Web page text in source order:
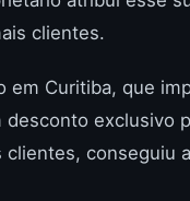
clientes.
em Curitiba, que
exclusivo
conseguiu